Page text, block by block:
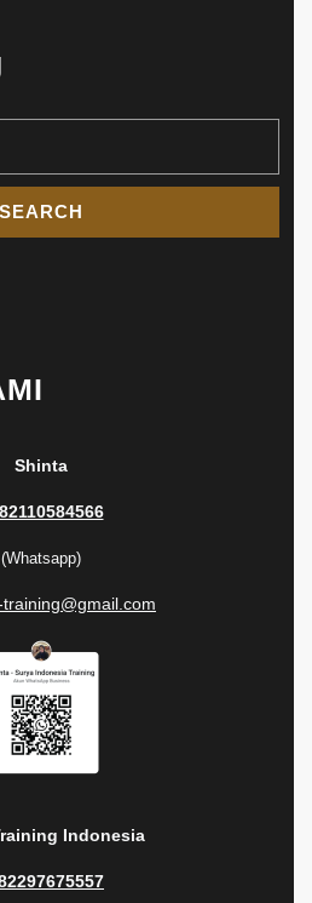
Shinta
(Whatsapp)
Indonesia